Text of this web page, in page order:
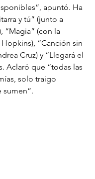
apuntó. Ha
y tú” (junto a
“Magia” (con la
“Canción sin
Cruz) y “Llegará el
Aclaró que “todas las
solo traigo
sumen”.